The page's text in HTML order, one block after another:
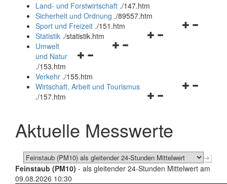
und
schließen
Land- und Forstwirtschaft ./147.htm
Sicherheit und Ordnung ./89557.htm
Navigationsmenü
Sport und Freizeit ./151.htm
Navigationsmenü
Statistik ./statistik.htm
Navigationsmenü
und
schließen
Umwelt
und Natur
./153.htm
Verkehr ./155.htm
Navigationsmenü
schließen
Wirtschaft, Arbeit und Tourismus
./157.htm
Aktuelle Messwerte
Feinstaub (PM10) - als gleitender 24-Stunden Mittelwert am
09.08.2026 10:30